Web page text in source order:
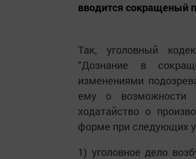
вводится сокращеный
Так, уголовный
"Дознание в
изменениями
ему о возможности
ходатайство о
форме при следующих
1) уголовное дело